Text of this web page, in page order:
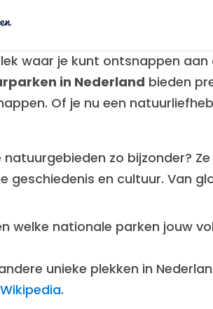
waar je kunt ontsnappen
in Nederland bieden
Of je nu een
natuurgebieden zo bijzonder?
geschiedenis en cultuur. Van
welke nationale parken jouw
unieke plekken in
Wikipedia.